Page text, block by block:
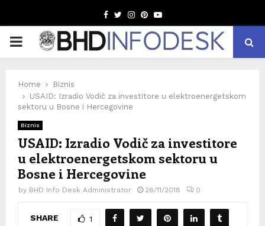
Facebook
TwitterInstagram
Pinterest
Youtube
PRIMARY
Home
Biznis
USAID: Izradio Vodič za investitore u elektroenergetskom
sektoru u Bosne i Hercegovine
Biznis
USAID: Izradio Vodič za investitore
u elektroenergetskom sektoru u
Bosne i Hercegovine
by BHD Info Desk Administrator 28/11/2018 0
SHARE 1